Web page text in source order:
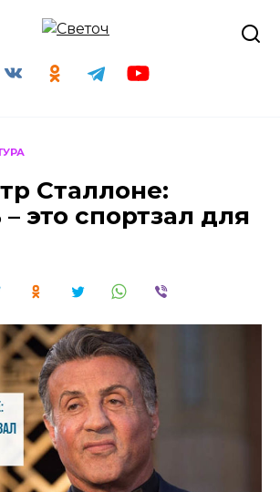
Сталлоне:
это спортзал для